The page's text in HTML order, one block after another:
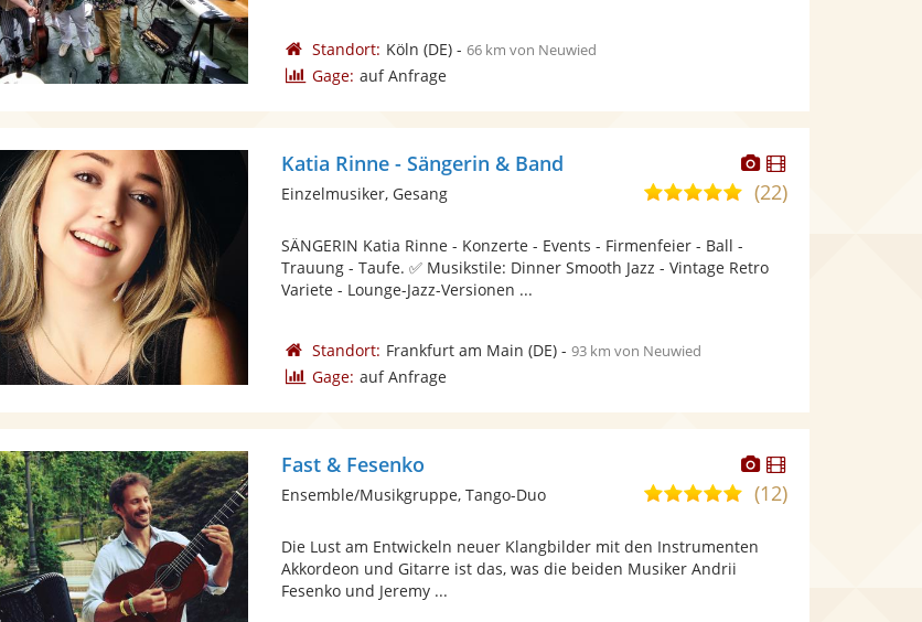
Standort: Köln (DE)- 66 km von Neuwied
Gage: auf Anfrage
Dieser
Künstler
stellt
Dieser
Künstler
Katia Rinne - Sängerin & Band
5,0
5
Sternen
(22)
Einzelmusiker, Gesang
SÄNGERIN Katia Rinne - Konzerte - Events - Firmenfeier - Ball -
Trauung - Taufe. ✅ Musikstile: Dinner Smooth Jazz - Vintage Retro
Variete - Lounge-Jazz-Versionen ...
Standort: Frankfurt am Main (DE)- 93 km von Neuwied
Gage: auf Anfrage
Dieser
Künstler
stellt
Dieser
Künstler
Fast & Fesenko
5,0
5
(12)
Ensemble/Musikgruppe, Tango-Duo
Die Lust am Entwickeln neuer Klangbilder mit den Instrumenten
Akkordeon und Gitarre ist das, was die beiden Musiker Andrii
Fesenko und Jeremy ...